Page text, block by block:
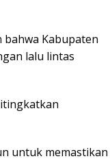
Kabupaten
lalu lintas
untuk memastikan